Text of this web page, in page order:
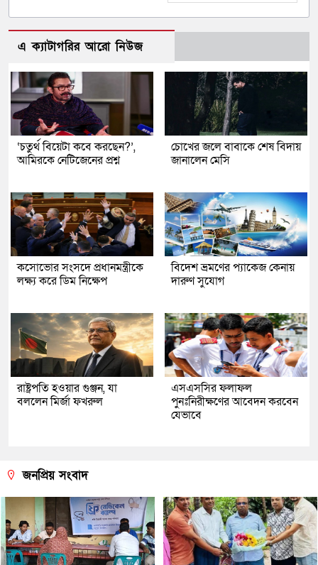
এ ক্যাটাগরির আরো নিউজ
‘চতুর্থ বিয়েটা কবে করছেন?’,
আমিরকে নেটিজেনের প্রশ্ন
চোখের জলে বাবাকে শেষ বিদায়
জানালেন মেসি
কসোভোর সংসদে প্রধানমন্ত্রীকে
লক্ষ্য করে ডিম নিক্ষেপ
বিদেশ ভ্রমণের প্যাকেজ কেনায়
দারুণ সুযোগ
রাষ্ট্রপতি হওয়ার গুঞ্জন, যা
বললেন মির্জা ফখরুল
এসএসসির ফলাফল
পুনঃনিরীক্ষণের আবেদন করবেন
যেভাবে
জনপ্রিয় সংবাদ